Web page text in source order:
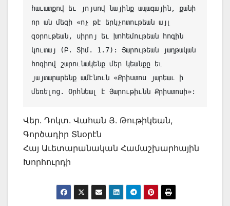
հաւատքով եւ յոյսով նայինք ապագային, քանի
որ ան մեզի «ոչ թէ երկչոտութեան այլ
զօրութեան, սիրոյ եւ խոհեմութեան հոգին
կուտայ (Բ. Տիմ. 1.7): Յարութեան յաղթական
հոգիով շարունակենք մեր կեանքը եւ
յայտարարենք ամէնուն «Քրիստոս յարեաւ ի
մեռելոց. Օրհնեալ է Յարութիւնն Քրիստոսի»:
Վեր. Դոկտ. Վահան Յ. Թութիկեան,
Գործադիր Տնօրէն
Հայ Աւետարանական Համաշխարհային
Խորհուրդի